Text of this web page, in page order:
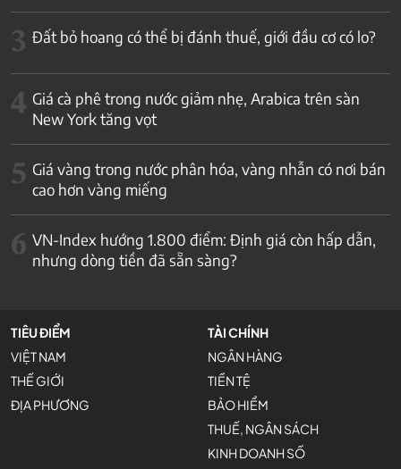
3 Đất bỏ hoang có thể bị đánh thuế, giới đầu cơ có lo?
4 Giá cà phê trong nước giảm nhẹ, Arabica trên sàn
New York tăng vọt
5 Giá vàng trong nước phân hóa, vàng nhẫn có nơi bán
cao hơn vàng miếng
6 VN-Index hướng 1.800 điểm: Định giá còn hấp dẫn,
nhưng dòng tiền đã sẵn sàng?
TIÊU ĐIỂM
VIỆT NAM
THẾ GIỚI
ĐỊA PHƯƠNG
TÀI CHÍNH
NGÂN HÀNG
TIỀN TỆ
BẢO HIỂM
THUẾ, NGÂN SÁCH
KINH DOANH SỐ